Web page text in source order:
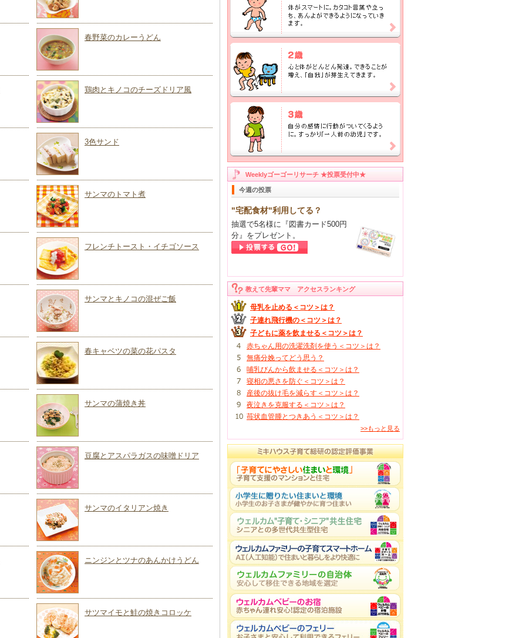
春野菜のカレーうどん
鶏肉とキノコのチーズドリア風
3色サンド
サンマのトマト煮
フレンチトースト・イチゴソース
サンマとキノコの混ぜご飯
春キャベツの菜の花パスタ
サンマの蒲焼き丼
豆腐とアスパラガスの味噌ドリア
サンマのイタリアン焼き
ニンジンとツナのあんかけうどん
サツマイモと鮭の焼きコロッケ
Weeklyゴーゴーリサーチ ★投票受付中★
今週の投票
"宅配食材"利用してる？
抽選で5名様に『図書カード500円
分』をプレゼント。
教えて先輩ママ アクセスランキング
母乳を止める＜コツ＞は？
子連れ飛行機の＜コツ＞は？
子どもに薬を飲ませる＜コツ＞は？
赤ちゃん用の洗濯洗剤を使う＜コツ＞は？
無痛分娩ってどう思う？
哺乳びんから飲ませる＜コツ＞は？
寝相の悪さを防ぐ＜コツ＞は？
産後の抜け毛を減らす＜コツ＞は？
夜泣きを克服する＜コツ＞は？
苺状血管腫とつきあう＜コツ＞は？
>>もっと見る